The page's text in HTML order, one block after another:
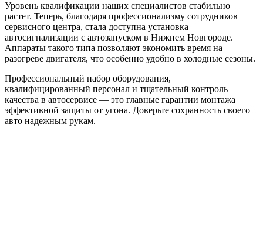
Уровень квалификации наших специалистов стабильно
растет. Теперь, благодаря профессионализму сотрудников
сервисного центра, стала доступна установка
автосигнализации с автозапуском в Нижнем Новгороде.
Аппараты такого типа позволяют экономить время на
разогреве двигателя, что особенно удобно в холодные сезоны.
Профессиональный набор оборудования,
квалифицированный персонал и тщательный контроль
качества в автосервисе — это главные гарантии монтажа
эффективной защиты от угона. Доверьте сохранность своего
авто надежным рукам.